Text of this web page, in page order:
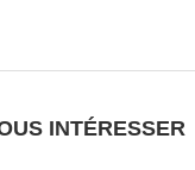
INTÉRESSER